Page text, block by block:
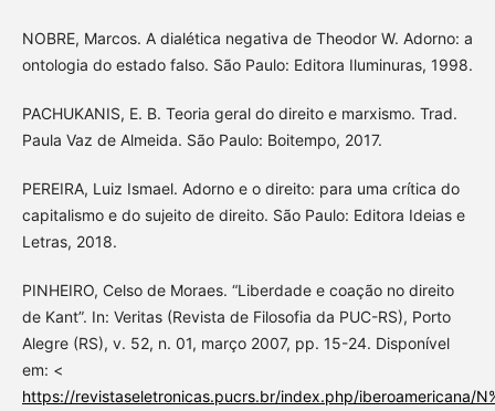
NOBRE, Marcos. A dialética negativa de Theodor W. Adorno: a
ontologia do estado falso. São Paulo: Editora Iluminuras, 1998.
PACHUKANIS, E. B. Teoria geral do direito e marxismo. Trad.
Paula Vaz de Almeida. São Paulo: Boitempo, 2017.
PEREIRA, Luiz Ismael. Adorno e o direito: para uma crítica do
capitalismo e do sujeito de direito. São Paulo: Editora Ideias e
Letras, 2018.
PINHEIRO, Celso de Moraes. “Liberdade e coação no direito
de Kant”. In: Veritas (Revista de Filosofia da PUC-RS), Porto
Alegre (RS), v. 52, n. 01, março 2007, pp. 15-24. Disponível
em: <
https://revistaseletronicas.pucrs.br/index.php/iberoamericana/